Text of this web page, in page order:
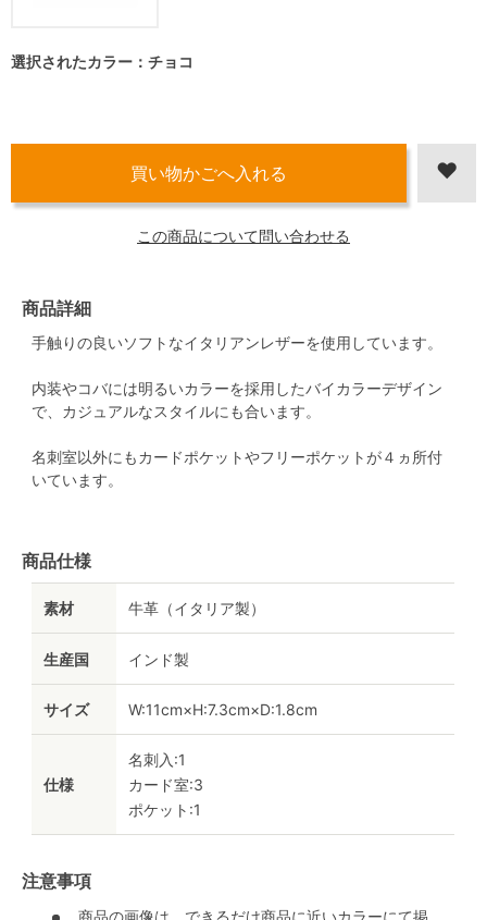
選択されたカラー：チョコ
この商品について問い合わせる
商品詳細
手触りの良いソフトなイタリアンレザーを使用しています。
内装やコバには明るいカラーを採用したバイカラーデザイン
で、カジュアルなスタイルにも合います。
名刺室以外にもカードポケットやフリーポケットが４ヵ所付
いています。
商品仕様
素材 牛革（イタリア製）
生産国 インド製
サイズ W:11cm×H:7.3cm×D:1.8cm
仕様
名刺入:1
カード室:3
ポケット:1
注意事項
商品の画像は、できるだけ商品に近いカラーにて掲